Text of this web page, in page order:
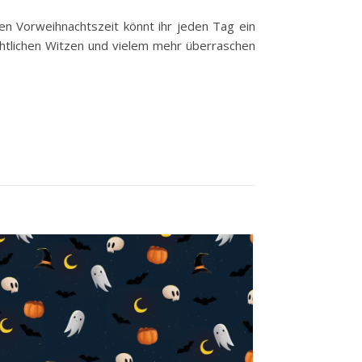
Vorweihnachtszeit könnt ihr jeden Tag ein
Witzen und vielem mehr überraschen